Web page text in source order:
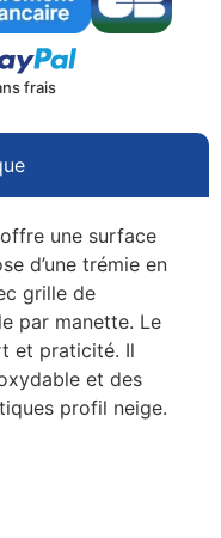
frais
une surface
d’une trémie en
grille de
par manette. Le
et praticité. Il
et des
profil neige.